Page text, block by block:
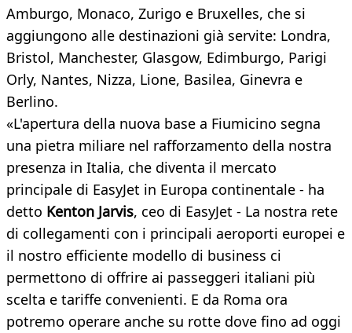
Amburgo, Monaco, Zurigo e Bruxelles, che si
aggiungono alle destinazioni già servite: Londra,
Bristol, Manchester, Glasgow, Edimburgo, Parigi
Orly, Nantes, Nizza, Lione, Basilea, Ginevra e
Berlino.
«L'apertura della nuova base a Fiumicino segna
una pietra miliare nel rafforzamento della nostra
presenza in Italia, che diventa il mercato
principale di EasyJet in Europa continentale - ha
detto Kenton Jarvis, ceo di EasyJet - La nostra rete
di collegamenti con i principali aeroporti europei e
il nostro efficiente modello di business ci
permettono di offrire ai passeggeri italiani più
scelta e tariffe convenienti. E da Roma ora
potremo operare anche su rotte dove fino ad oggi